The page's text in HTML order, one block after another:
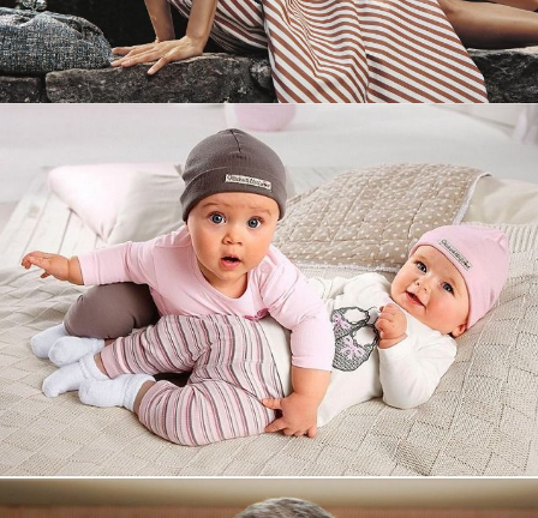
Смотреть проект
Увеличили выручку интернет-
магазину topdatop.ru на 25%!
Смотреть проект